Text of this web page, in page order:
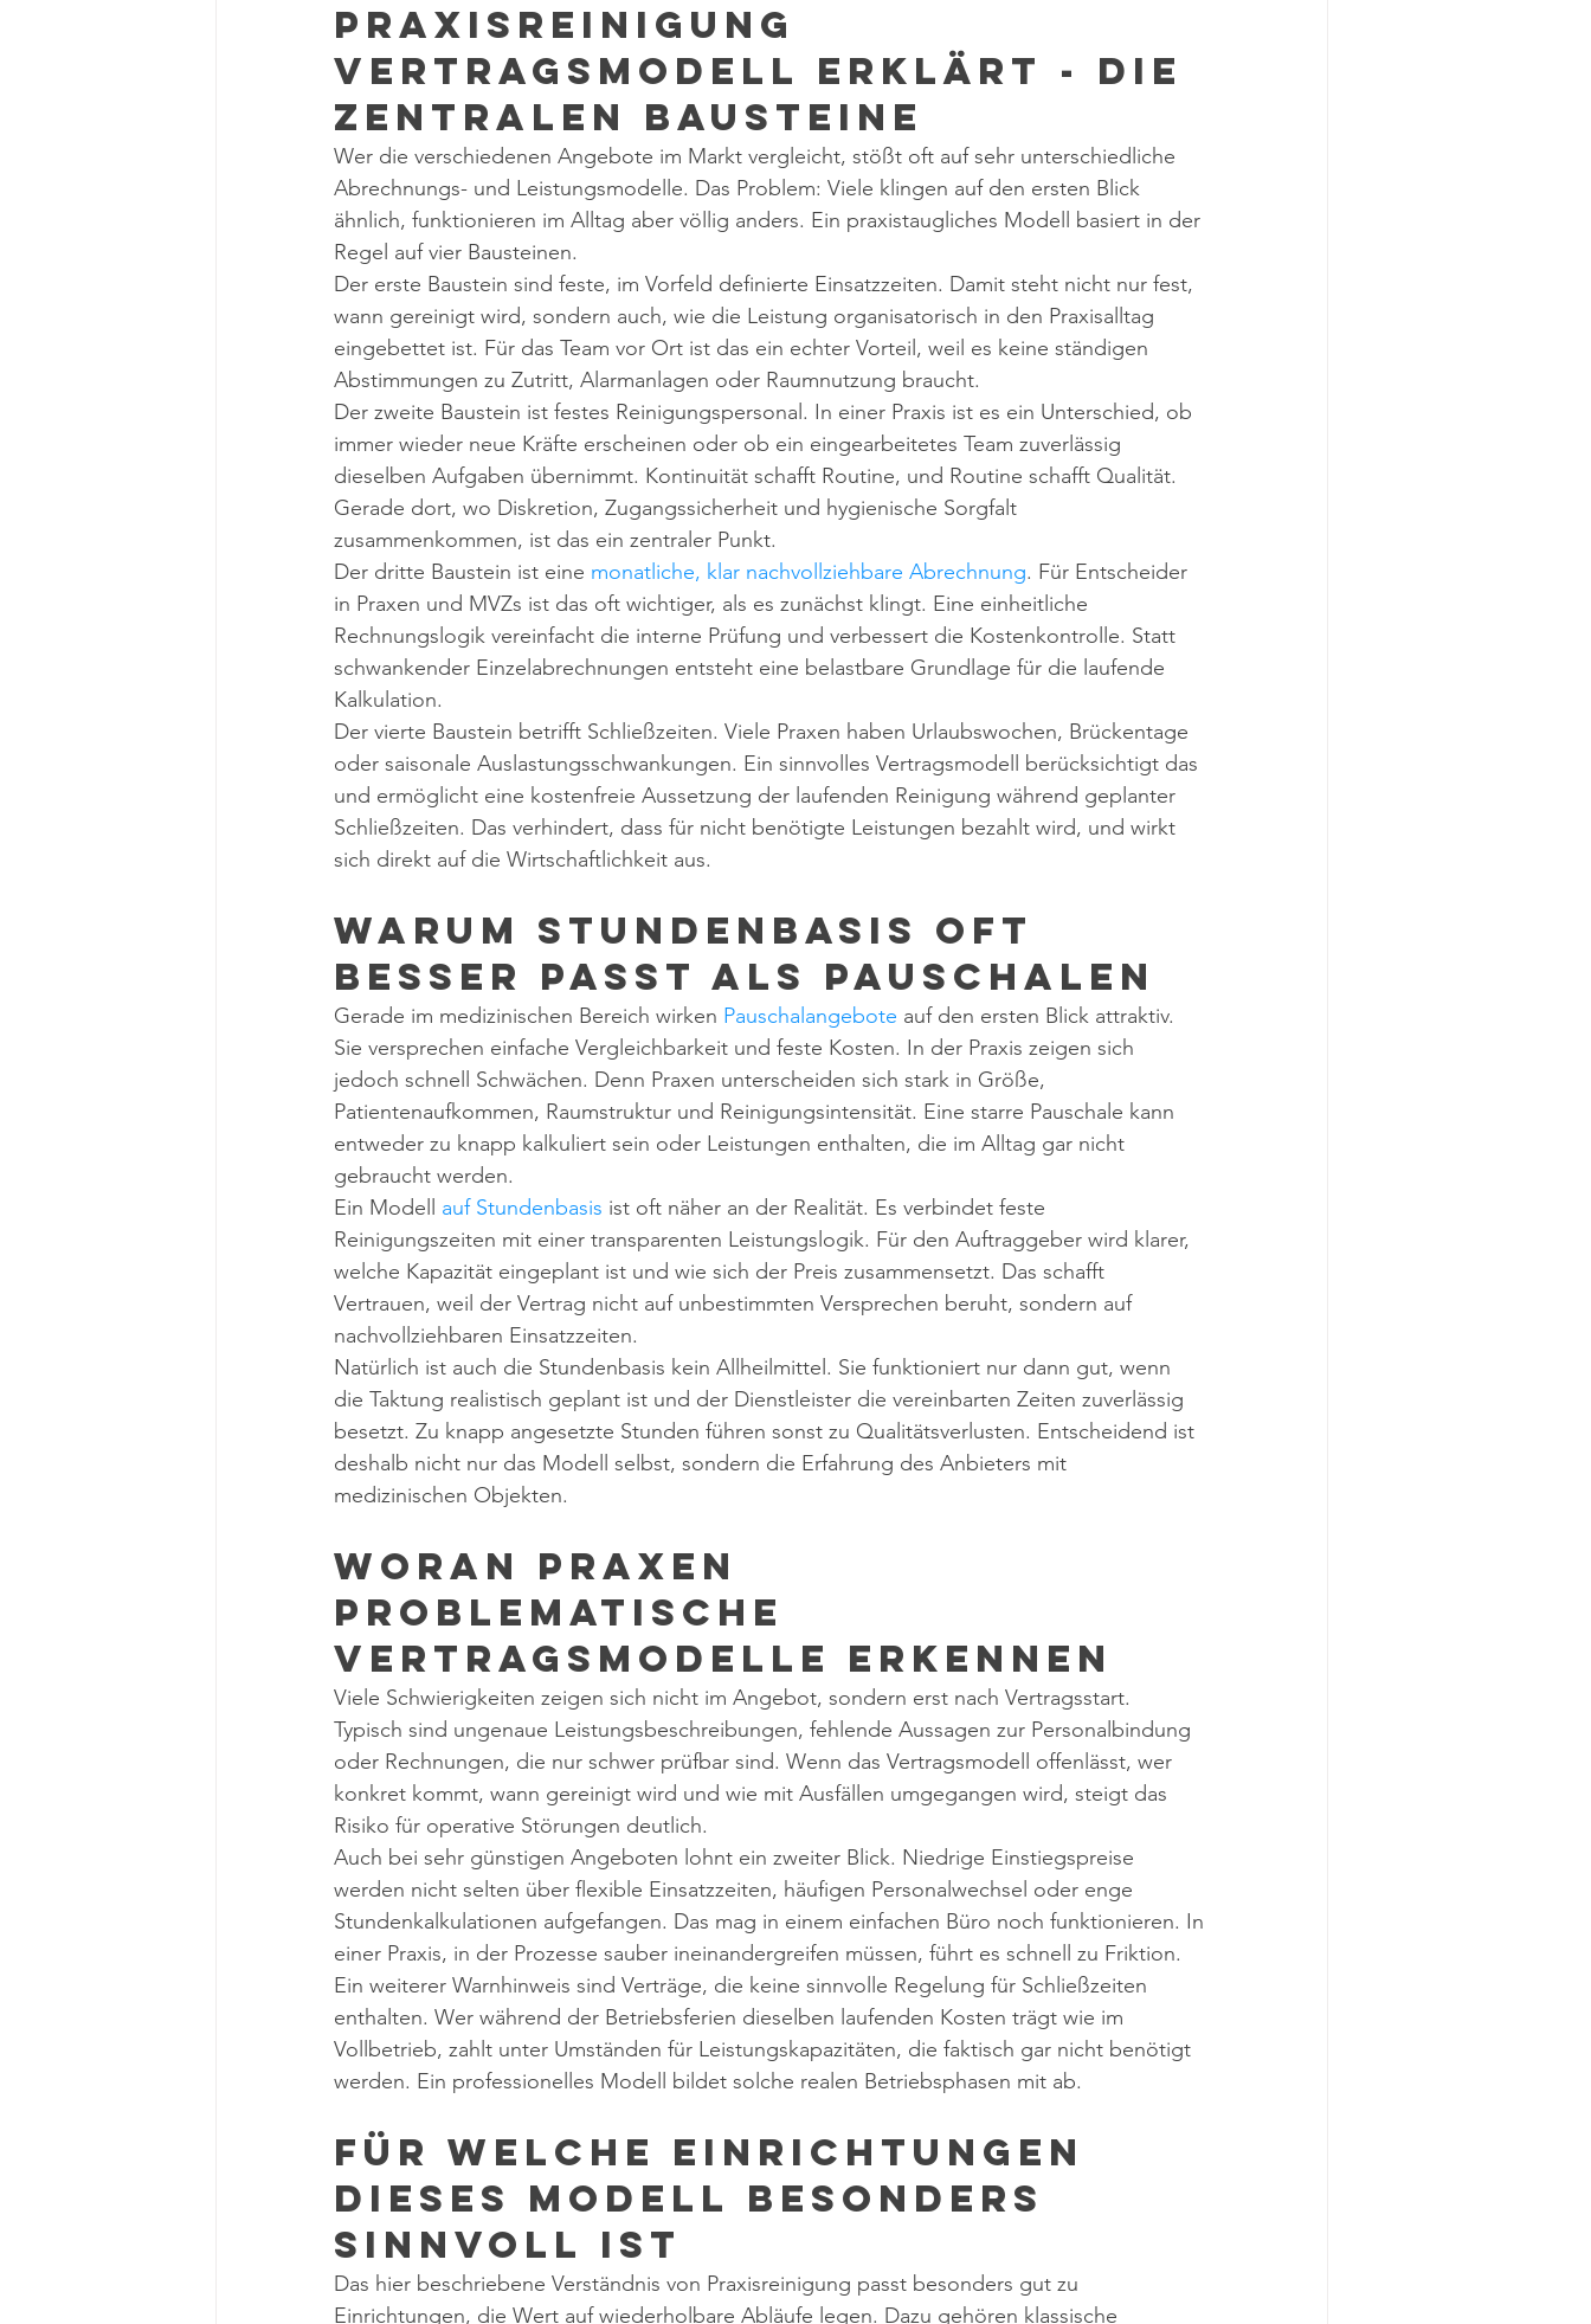
Praxisreinigung
Vertragsmodell erklärt - die
zentralen Bausteine
Wer die verschiedenen Angebote im Markt vergleicht, stößt oft auf sehr unterschiedliche
Abrechnungs- und Leistungsmodelle. Das Problem: Viele klingen auf den ersten Blick
ähnlich, funktionieren im Alltag aber völlig anders. Ein praxistaugliches Modell basiert in der
Regel auf vier Bausteinen.
Der erste Baustein sind feste, im Vorfeld definierte Einsatzzeiten. Damit steht nicht nur fest,
wann gereinigt wird, sondern auch, wie die Leistung organisatorisch in den Praxisalltag
eingebettet ist. Für das Team vor Ort ist das ein echter Vorteil, weil es keine ständigen
Abstimmungen zu Zutritt, Alarmanlagen oder Raumnutzung braucht.
Der zweite Baustein ist festes Reinigungspersonal. In einer Praxis ist es ein Unterschied, ob
immer wieder neue Kräfte erscheinen oder ob ein eingearbeitetes Team zuverlässig
dieselben Aufgaben übernimmt. Kontinuität schafft Routine, und Routine schafft Qualität.
Gerade dort, wo Diskretion, Zugangssicherheit und hygienische Sorgfalt
zusammenkommen, ist das ein zentraler Punkt.
Der dritte Baustein ist eine monatliche, klar nachvollziehbare Abrechnung. Für Entscheider
in Praxen und MVZs ist das oft wichtiger, als es zunächst klingt. Eine einheitliche
Rechnungslogik vereinfacht die interne Prüfung und verbessert die Kostenkontrolle. Statt
schwankender Einzelabrechnungen entsteht eine belastbare Grundlage für die laufende
Kalkulation.
Der vierte Baustein betrifft Schließzeiten. Viele Praxen haben Urlaubswochen, Brückentage
oder saisonale Auslastungsschwankungen. Ein sinnvolles Vertragsmodell berücksichtigt das
und ermöglicht eine kostenfreie Aussetzung der laufenden Reinigung während geplanter
Schließzeiten. Das verhindert, dass für nicht benötigte Leistungen bezahlt wird, und wirkt
sich direkt auf die Wirtschaftlichkeit aus.
Warum Stundenbasis oft
besser passt als Pauschalen
Gerade im medizinischen Bereich wirken Pauschalangebote auf den ersten Blick attraktiv.
Sie versprechen einfache Vergleichbarkeit und feste Kosten. In der Praxis zeigen sich
jedoch schnell Schwächen. Denn Praxen unterscheiden sich stark in Größe,
Patientenaufkommen, Raumstruktur und Reinigungsintensität. Eine starre Pauschale kann
entweder zu knapp kalkuliert sein oder Leistungen enthalten, die im Alltag gar nicht
gebraucht werden.
Ein Modell auf Stundenbasis ist oft näher an der Realität. Es verbindet feste
Reinigungszeiten mit einer transparenten Leistungslogik. Für den Auftraggeber wird klarer,
welche Kapazität eingeplant ist und wie sich der Preis zusammensetzt. Das schafft
Vertrauen, weil der Vertrag nicht auf unbestimmten Versprechen beruht, sondern auf
nachvollziehbaren Einsatzzeiten.
Natürlich ist auch die Stundenbasis kein Allheilmittel. Sie funktioniert nur dann gut, wenn
die Taktung realistisch geplant ist und der Dienstleister die vereinbarten Zeiten zuverlässig
besetzt. Zu knapp angesetzte Stunden führen sonst zu Qualitätsverlusten. Entscheidend ist
deshalb nicht nur das Modell selbst, sondern die Erfahrung des Anbieters mit
medizinischen Objekten.
Woran Praxen
problematische
Vertragsmodelle erkennen
Viele Schwierigkeiten zeigen sich nicht im Angebot, sondern erst nach Vertragsstart.
Typisch sind ungenaue Leistungsbeschreibungen, fehlende Aussagen zur Personalbindung
oder Rechnungen, die nur schwer prüfbar sind. Wenn das Vertragsmodell offenlässt, wer
konkret kommt, wann gereinigt wird und wie mit Ausfällen umgegangen wird, steigt das
Risiko für operative Störungen deutlich.
Auch bei sehr günstigen Angeboten lohnt ein zweiter Blick. Niedrige Einstiegspreise
werden nicht selten über flexible Einsatzzeiten, häufigen Personalwechsel oder enge
Stundenkalkulationen aufgefangen. Das mag in einem einfachen Büro noch funktionieren. In
einer Praxis, in der Prozesse sauber ineinandergreifen müssen, führt es schnell zu Friktion.
Ein weiterer Warnhinweis sind Verträge, die keine sinnvolle Regelung für Schließzeiten
enthalten. Wer während der Betriebsferien dieselben laufenden Kosten trägt wie im
Vollbetrieb, zahlt unter Umständen für Leistungskapazitäten, die faktisch gar nicht benötigt
werden. Ein professionelles Modell bildet solche realen Betriebsphasen mit ab.
Für welche Einrichtungen
dieses Modell besonders
sinnvoll ist
Das hier beschriebene Verständnis von Praxisreinigung passt besonders gut zu
Einrichtungen, die Wert auf wiederholbare Abläufe legen. Dazu gehören klassische